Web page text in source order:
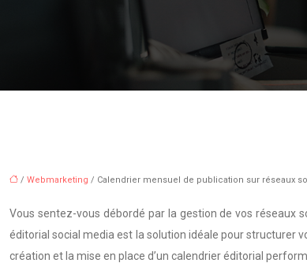
/ Webmarketing / Calendrier mensuel de publication sur réseaux
Vous sentez-vous débordé par la gestion de vos réseaux
éditorial social media est la solution idéale pour structurer
création et la mise en place d’un calendrier éditorial